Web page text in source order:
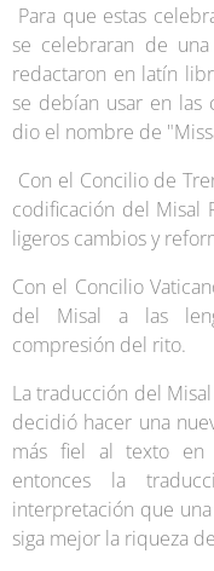
Para que estas
se celebraran de
redactaron en latín
se debían usar en las
dio el nombre de
Con el Concilio de
codificación del Misal
ligeros cambios y
Con el Concilio
del Misal a las
compresión del rito.
La traducción del
decidió hacer una
más fiel al texto en
entonces la
interpretación que
siga mejor la riqueza